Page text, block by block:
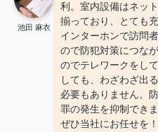
池田 麻衣
利。室内設備はネッ
揃っており、とても
インターホンで訪問
ので防犯対策につな
のでテレワークをし
しても、わざわざ出
必要もありません。
罪の発生を抑制でき
ぜひ当社にお任せを